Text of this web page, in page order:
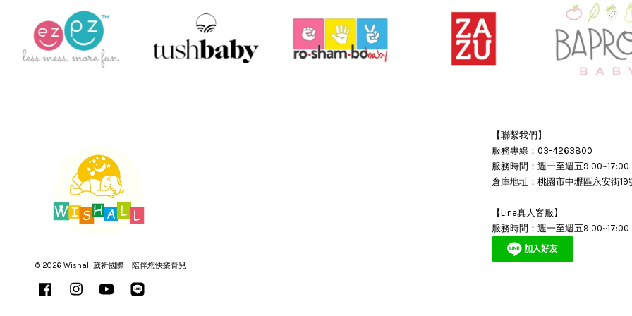
© 2026 Wishall 葳祈國際｜陪伴您快樂育兒
【聯繫我們】
服務專線：03-4263800
服務時間：週一至週五9:00~17:00
倉庫地址：桃園市中壢區永安街19
【Line真人客服】
服務時間：週一至週五9:00~17:00
Facebook InstagramYouTube